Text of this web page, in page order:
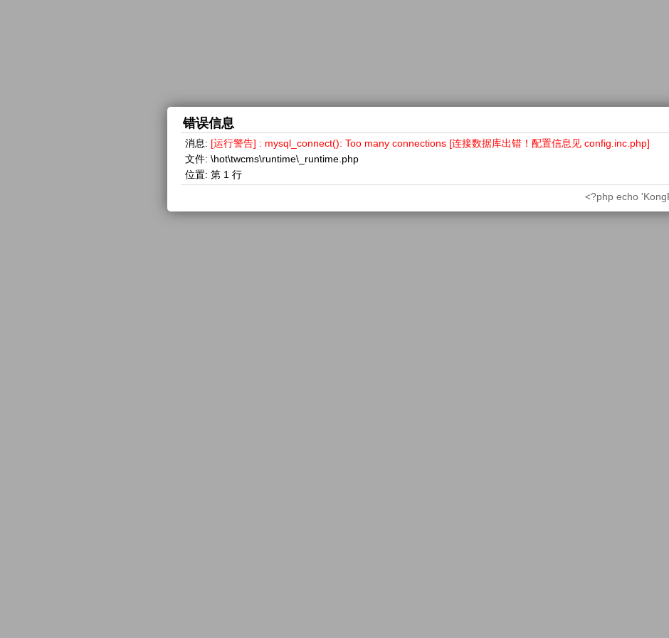
错误信息
消息: [运行警告] : mysql_connect(): Too many connections [连接数据库出错！配置信息见 config.inc.php]
文件: \hot\twcms\runtime\_runtime.php
位置: 第 1 行
<?php echo